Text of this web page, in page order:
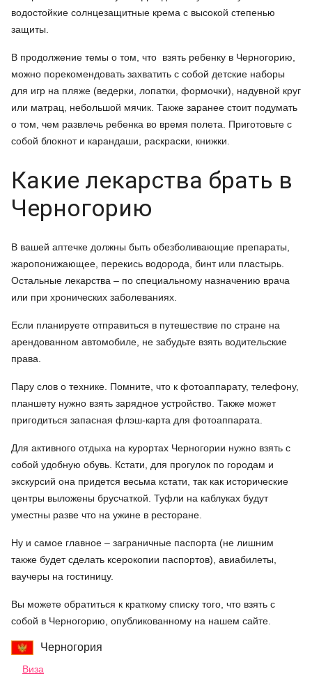
водостойкие солнцезащитные крема с высокой степенью
защиты.
В продолжение темы о том, что взять ребенку в Черногорию,
можно порекомендовать захватить с собой детские наборы
для игр на пляже (ведерки, лопатки, формочки), надувной круг
или матрац, небольшой мячик. Также заранее стоит подумать
о том, чем развлечь ребенка во время полета. Приготовьте с
собой блокнот и карандаши, раскраски, книжки.
Какие лекарства брать в
Черногорию
В вашей аптечке должны быть обезболивающие препараты,
жаропонижающее, перекись водорода, бинт или пластырь.
Остальные лекарства – по специальному назначению врача
или при хронических заболеваниях.
Если планируете отправиться в путешествие по стране на
арендованном автомобиле, не забудьте взять водительские
права.
Пару слов о технике. Помните, что к фотоаппарату, телефону,
планшету нужно взять зарядное устройство. Также может
пригодиться запасная флэш-карта для фотоаппарата.
Для активного отдыха на курортах Черногории нужно взять с
собой удобную обувь. Кстати, для прогулок по городам и
экскурсий она придется весьма кстати, так как исторические
центры выложены брусчаткой. Туфли на каблуках будут
уместны разве что на ужине в ресторане.
Ну и самое главное – заграничные паспорта (не лишним
также будет сделать ксерокопии паспортов), авиабилеты,
ваучеры на гостиницу.
Вы можете обратиться к краткому списку того, что взять с
собой в Черногорию, опубликованному на нашем сайте.
Черногория
Виза